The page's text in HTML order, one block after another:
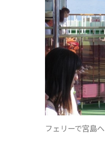
フェリーで宮島へ